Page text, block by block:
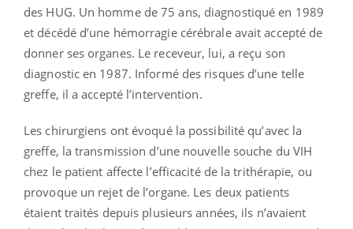
des HUG. Un homme de 75 ans, diagnostiqué en 1989
et décédé d’une hémorragie cérébrale avait accepté de
donner ses organes. Le receveur, lui, a reçu son
diagnostic en 1987. Informé des risques d’une telle
greffe, il a accepté l’intervention.
Les chirurgiens ont évoqué la possibilité qu’avec la
greffe, la transmission d’une nouvelle souche du VIH
chez le patient affecte l’efficacité de la trithérapie, ou
provoque un rejet de l’organe. Les deux patients
étaient traités depuis plusieurs années, ils n’avaient